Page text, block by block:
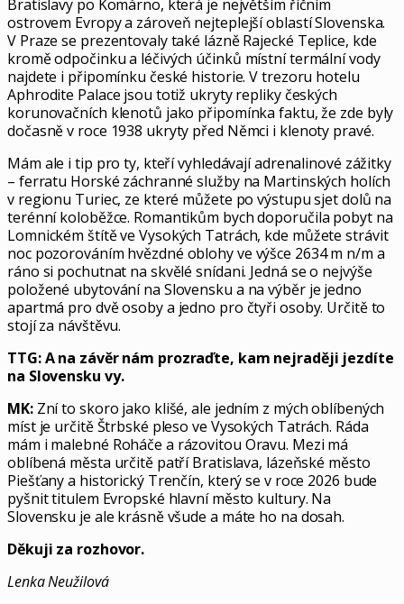
Bratislavy po Komárno, která je největším říčním
ostrovem Evropy a zároveň nejteplejší oblastí Slovenska.
V Praze se prezentovaly také lázně Rajecké Teplice, kde
kromě odpočinku a léčivých účinků místní termální vody
najdete i připomínku české historie. V trezoru hotelu
Aphrodite Palace jsou totiž ukryty repliky českých
korunovačních klenotů jako připomínka faktu, že zde byly
dočasně v roce 1938 ukryty před Němci i klenoty pravé.
Mám ale i tip pro ty, kteří vyhledávají adrenalinové zážitky
– ferratu Horské záchranné služby na Martinských holích
v regionu Turiec, ze které můžete po výstupu sjet dolů na
terénní koloběžce. Romantikům bych doporučila pobyt na
Lomnickém štítě ve Vysokých Tatrách, kde můžete strávit
noc pozorováním hvězdné oblohy ve výšce 2634 m n/m a
ráno si pochutnat na skvělé snídani. Jedná se o nejvýše
položené ubytování na Slovensku a na výběr je jedno
apartmá pro dvě osoby a jedno pro čtyři osoby. Určitě to
stojí za návštěvu.
TTG: A na závěr nám prozraďte, kam nejraději jezdíte
na Slovensku vy.
MK:Zní to skoro jako klišé, ale jedním z mých oblíbených
míst je určitě Štrbské pleso ve Vysokých Tatrách. Ráda
mám i malebné Roháče a rázovitou Oravu. Mezi má
oblíbená města určitě patří Bratislava, lázeňské město
Piešťany a historický Trenčín, který se v roce 2026 bude
pyšnit titulem Evropské hlavní město kultury. Na
Slovensku je ale krásně všude a máte ho na dosah.
Děkuji za rozhovor.
Lenka Neužilová